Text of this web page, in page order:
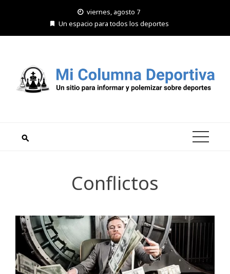
viernes, agosto 7
Un espacio para todos los deportes
Conflictos